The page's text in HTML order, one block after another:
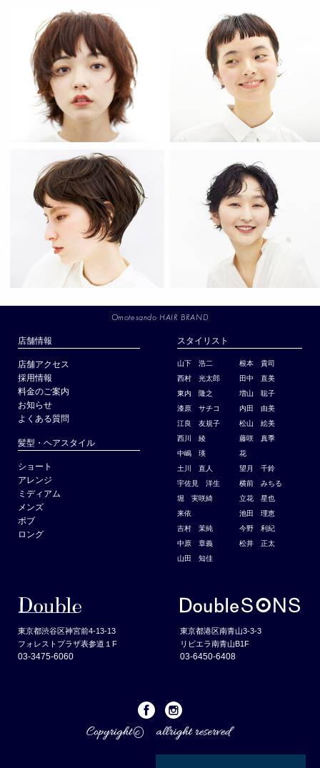
Omotesando HAIR BRAND
店舗情報
店舗アクセス
採用情報
料金のご案内
お知らせ
よくある質問
髪型・ヘアスタイル
ショート
アレンジ
ミディアム
メンズ
ボブ
ロング
スタイリスト
山下 浩二
根本 貴司
西村 光太郎
田中 直美
東内 隆之
増山 聡子
漆原 サチコ
内田 由美
江良 友規子
松山 絵美
西川 綾
藤咲 真季
中嶋 瑛
花
土川 直人
望月 千鈴
宇佐見 洋生
横前 みちる
堀 実咲綺
立花 星也
来依
池田 理恵
吉村 茉純
今野 利紀
中原 章義
松井 正太
山田 知佳
東京都渋谷区神宮前4-13-13
フォレストプラザ表参道１F
03-3475-6060
東京都港区南青山3-3-3
リビエラ南青山B1F
03-6450-6408